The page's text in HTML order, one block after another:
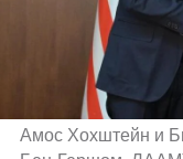
Амос Хохштейн и